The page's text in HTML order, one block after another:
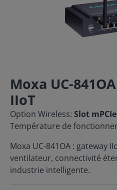
Moxa UC-
IIoT
Option Wireless: Slot
Température de
Moxa UC-841OA : gateway
ventilateur, connectivité
industrie intelligente.